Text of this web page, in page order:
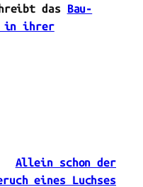
das Bau-
in ihrer
Allein schon der
eines Luchses